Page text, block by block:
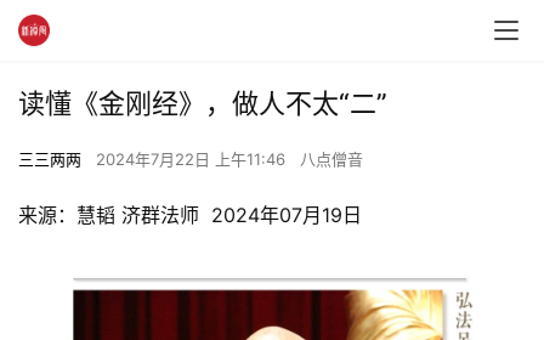
读懂《金刚经》，做人不太“二”
三三两两 2024年7月22日 上午11:46 八点僧音
来源：慧韬 济群法师  2024年07月19日